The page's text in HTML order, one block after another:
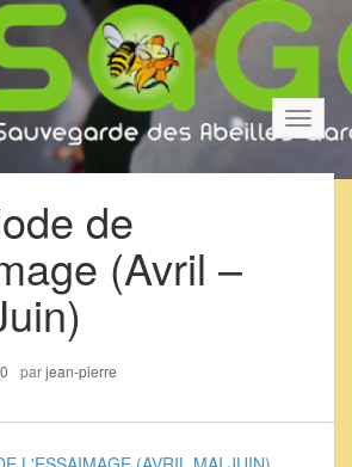
la
de
(Avril –
parjean-pierre